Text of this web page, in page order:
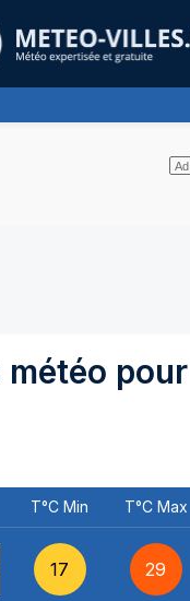
pour
T°C Min T°C Max
17 29